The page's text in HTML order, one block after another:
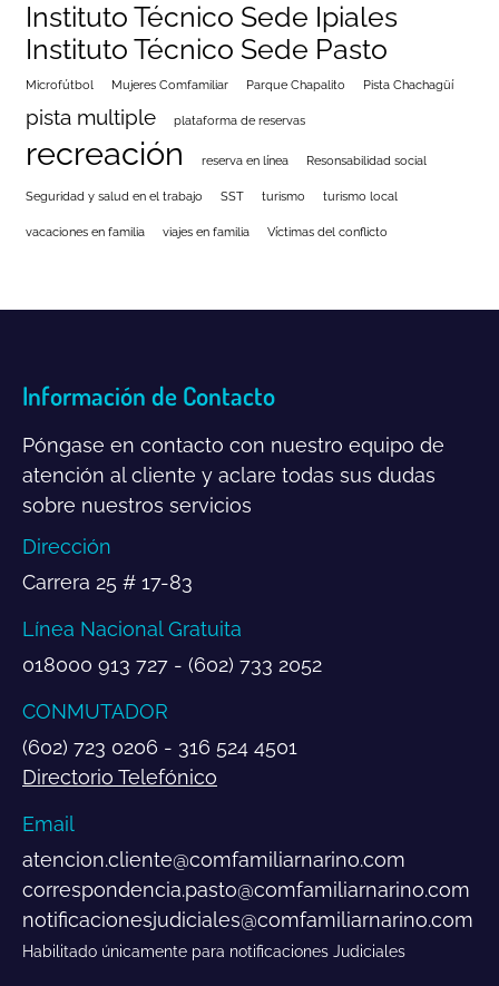
Instituto Técnico Sede Ipiales
Instituto Técnico Sede Pasto
Microfútbol Mujeres Comfamiliar Parque Chapalito Pista Chachagüí
pista multiple plataforma de reservas
recreación reserva en línea Resonsabilidad social
Seguridad y salud en el trabajo SST turismo turismo local
vacaciones en familia viajes en familia Víctimas del conflicto
Información de Contacto
Póngase en contacto con nuestro equipo de
atención al cliente y aclare todas sus dudas
sobre nuestros servicios
Dirección
Carrera 25 # 17-83
Línea Nacional Gratuita
018000 913 727 - (602) 733 2052
CONMUTADOR
(602) 723 0206 - 316 524 4501
Directorio Telefónico
Email
atencion.cliente@comfamiliarnarino.com
correspondencia.pasto@comfamiliarnarino.com
notificacionesjudiciales@comfamiliarnarino.com
Habilitado únicamente para notificaciones Judiciales